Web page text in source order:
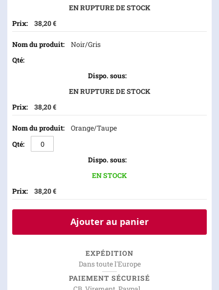
EN RUPTURE DE STOCK
38,20 €
Noir/Gris
EN RUPTURE DE STOCK
38,20 €
Orange/Taupe
EN STOCK
38,20 €
Ajouter au panier
EXPÉDITION
Dans toute l'Europe
PAIEMENT SÉCURISÉ